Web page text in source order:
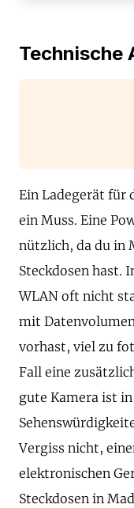
Technische
Ein Ladegerät für
ein Muss. Eine
nützlich, da du in
Steckdosen hast.
WLAN oft nicht
mit
vorhast, viel zu
Fall eine
gute Kamera ist
Vergiss nicht,
elektronischen
Steckdosen in